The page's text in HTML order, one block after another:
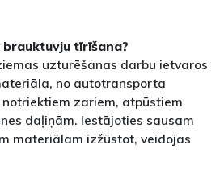
brauktuvju tīrīšana?
uzturēšanas darbu ietvaros
no autotransporta
notriektiem zariem, atpūstiem
daļiņām. Iestājoties sausam
materiālam izžūstot, veidojas